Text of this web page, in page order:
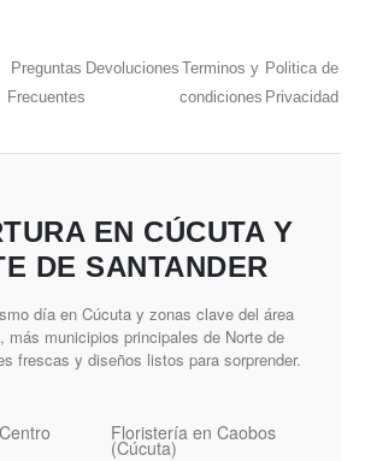
Preguntas
Frecuentes
Devoluciones Terminos y
condiciones
Politica de
Privacidad
EN CÚCUTA Y
DE SANTANDER
día en Cúcuta y zonas clave del área
más municipios principales de Norte de
frescas y diseños listos para sorprender.
Floristería en Caobos
(Cúcuta)